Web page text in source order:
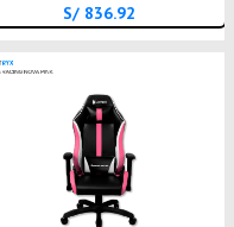
S/ 836.92